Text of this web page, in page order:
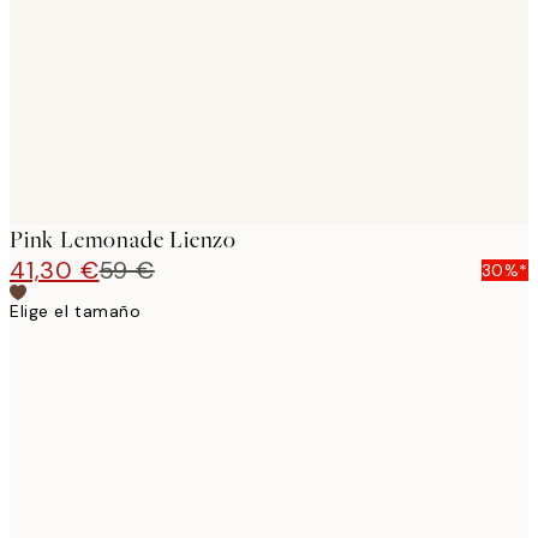
Pink Lemonade Lienzo
41,30 €59 €
30%*
Elige el tamaño